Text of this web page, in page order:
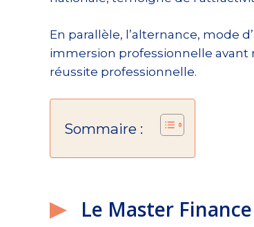
En parallèle, l’alternance, mode
immersion professionnelle
réussite professionnelle.
Sommaire :
Le Master